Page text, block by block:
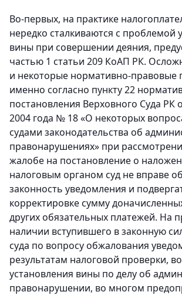
Во-первых, на практике
нередко сталкиваются с проблемой
вины при совершении деяния,
частью 1 статьи 209 КоАП РК.
и некоторые нормативно-правовые
именно согласно пункту 22
постановления Верховного Суда РК
2004 года № 18 «О некоторых
судами законодательства об
правонарушениях» при
жалобе на постановление о
налоговым органом суд не вправе
законность уведомления и
корректировке сумму
других обязательных платежей. На
наличии вступившего в законную
суда по вопросу обжалования
результатам налоговой проверки,
установления вины по делу об
правонарушении, во многом